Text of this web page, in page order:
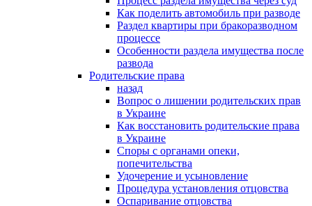
Как поделить автомобиль при разводе
Раздел квартиры при бракоразводном
процессе
Особенности раздела имущества после
развода
Родительские права
назад
Вопрос о лишении родительских прав
в Украине
Как восстановить родительские права
в Украине
Споры с органами опеки,
попечительства
Удочерение и усыновление
Процедура установления отцовства
Оспаривание отцовства